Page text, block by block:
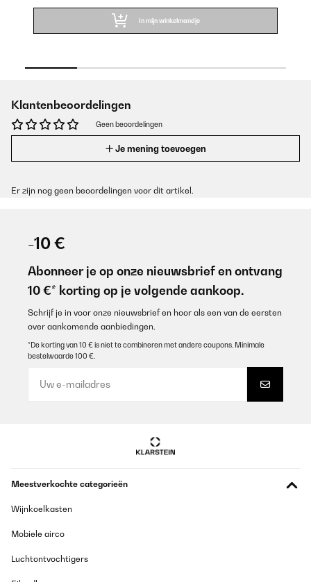
In mijn winkelmandje
Klantenbeoordelingen
Geen beoordelingen
Je mening toevoegen
Er zijn nog geen beoordelingen voor dit artikel.
-10 €
Abonneer je op onze nieuwsbrief en ontvang
10 €* korting op je volgende aankoop.
Schrijf je in voor onze nieuwsbrief en hoor als een van de eersten
over aankomende aanbiedingen.
*De korting van 10 € is niet te combineren met andere coupons. Minimale
bestelwaarde 100 €.
Meestverkochte categorieën
Wijnkoelkasten
Mobiele airco
Luchtontvochtigers